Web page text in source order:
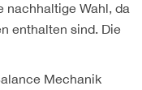
nachhaltige Wahl, da
enthalten sind. Die
Mechanik